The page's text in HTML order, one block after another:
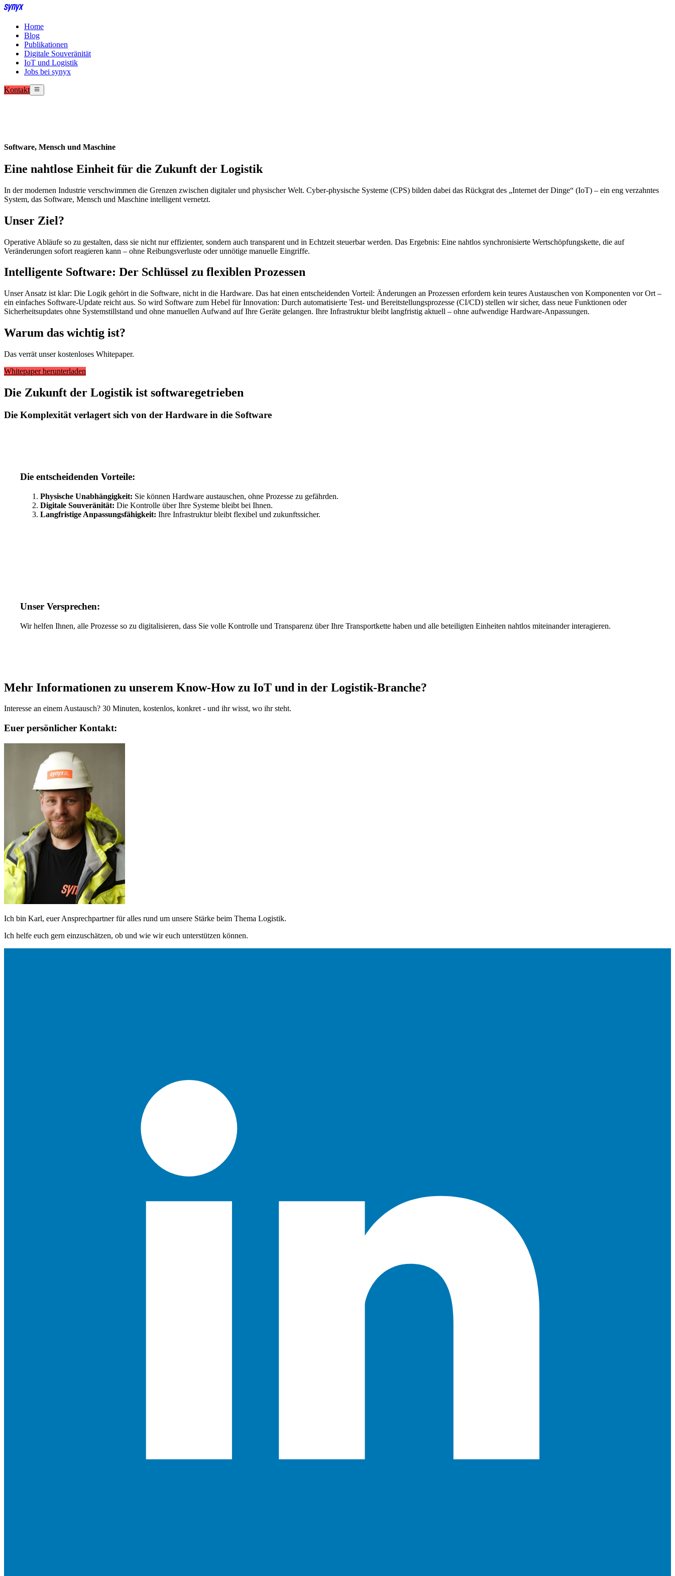
Home
Blog
Publikationen
Digitale Souveränität
IoT und Logistik
Jobs bei synyx
Kontakt
Software, Mensch und Maschine
Eine nahtlose Einheit für die Zukunft der Logistik
In der modernen Industrie verschwimmen die Grenzen zwischen digitaler und physischer Welt. Cyber-physische Systeme (CPS) bilden dabei das Rückgrat des „Internet der Dinge“ (IoT) – ein eng verzahntes
System, das Software, Mensch und Maschine intelligent vernetzt.
Unser Ziel?
Operative Abläufe so zu gestalten, dass sie nicht nur effizienter, sondern auch transparent und in Echtzeit steuerbar werden. Das Ergebnis: Eine nahtlos synchronisierte Wertschöpfungskette, die auf
Veränderungen sofort reagieren kann – ohne Reibungsverluste oder unnötige manuelle Eingriffe.
Intelligente Software: Der Schlüssel zu flexiblen Prozessen
Unser Ansatz ist klar: Die Logik gehört in die Software, nicht in die Hardware. Das hat einen entscheidenden Vorteil: Änderungen an Prozessen erfordern kein teures Austauschen von Komponenten vor Ort –
ein einfaches Software-Update reicht aus. So wird Software zum Hebel für Innovation: Durch automatisierte Test- und Bereitstellungsprozesse (CI/CD) stellen wir sicher, dass neue Funktionen oder
Sicherheitsupdates ohne Systemstillstand und ohne manuellen Aufwand auf Ihre Geräte gelangen. Ihre Infrastruktur bleibt langfristig aktuell – ohne aufwendige Hardware-Anpassungen.
Warum das wichtig ist?
Das verrät unser kostenloses Whitepaper.
Whitepaper herunterladen
Die Zukunft der Logistik ist softwaregetrieben
Die Komplexität verlagert sich von der Hardware in die Software
Die entscheidenden Vorteile:
Physische Unabhängigkeit: Sie können Hardware austauschen, ohne Prozesse zu gefährden.
Digitale Souveränität: Die Kontrolle über Ihre Systeme bleibt bei Ihnen.
Langfristige Anpassungsfähigkeit: Ihre Infrastruktur bleibt flexibel und zukunftssicher.
Unser Versprechen:
Wir helfen Ihnen, alle Prozesse so zu digitalisieren, dass Sie volle Kontrolle und Transparenz über Ihre Transportkette haben und alle beteiligten Einheiten nahtlos miteinander interagieren.
Mehr Informationen zu unserem Know-How zu IoT und in der Logistik-Branche?
Interesse an einem Austausch? 30 Minuten, kostenlos, konkret - und ihr wisst, wo ihr steht.
Euer persönlicher Kontakt:
Ich bin Karl, euer Ansprechpartner für alles rund um unsere Stärke beim Thema Logistik.
Ich helfe euch gern einzuschätzen, ob und wie wir euch unterstützen können.